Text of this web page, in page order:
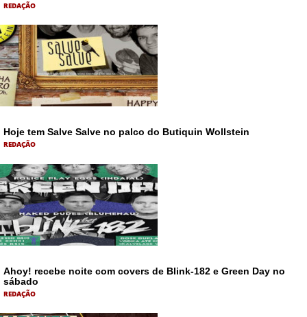
REDAÇÃO
Hoje tem Salve Salve no palco do Butiquin Wollstein
REDAÇÃO
Ahoy! recebe noite com covers de Blink-182 e Green Day no
sábado
REDAÇÃO